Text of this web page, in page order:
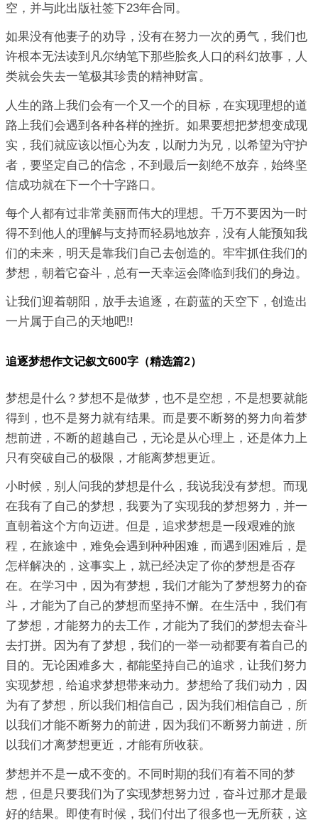
空，并与此出版社签下23年合同。
如果没有他妻子的劝导，没有在努力一次的勇气，我们也
许根本无法读到凡尔纳笔下那些脍炙人口的科幻故事，人
类就会失去一笔极其珍贵的精神财富。
人生的路上我们会有一个又一个的目标，在实现理想的道
路上我们会遇到各种各样的挫折。如果要想把梦想变成现
实，我们就应该以恒心为友，以耐力为兄，以希望为守护
者，要坚定自己的信念，不到最后一刻绝不放弃，始终坚
信成功就在下一个十字路口。
每个人都有过非常美丽而伟大的理想。千万不要因为一时
得不到他人的理解与支持而轻易地放弃，没有人能预知我
们的未来，明天是靠我们自己去创造的。牢牢抓住我们的
梦想，朝着它奋斗，总有一天幸运会降临到我们的身边。
让我们迎着朝阳，放手去追逐，在蔚蓝的天空下，创造出
一片属于自己的天地吧!!
追逐梦想作文记叙文600字（精选篇2）
梦想是什么？梦想不是做梦，也不是空想，不是想要就能
得到，也不是努力就有结果。而是要不断努的努力向着梦
想前进，不断的超越自己，无论是从心理上，还是体力上
只有突破自己的极限，才能离梦想更近。
小时候，别人问我的梦想是什么，我说我没有梦想。而现
在我有了自己的梦想，我要为了实现我的梦想努力，并一
直朝着这个方向迈进。但是，追求梦想是一段艰难的旅
程，在旅途中，难免会遇到种种困难，而遇到困难后，是
怎样解决的，这事实上，就已经决定了你的梦想是否存
在。在学习中，因为有梦想，我们才能为了梦想努力的奋
斗，才能为了自己的梦想而坚持不懈。在生活中，我们有
了梦想，才能努力的去工作，才能为了我们的梦想去奋斗
去打拼。因为有了梦想，我们的一举一动都要有着自己的
目的。无论困难多大，都能坚持自己的追求，让我们努力
实现梦想，给追求梦想带来动力。梦想给了我们动力，因
为有了梦想，所以我们相信自己，因为我们相信自己，所
以我们才能不断努力的前进，因为我们不断努力前进，所
以我们才离梦想更近，才能有所收获。
梦想并不是一成不变的。不同时期的我们有着不同的梦
想，但是只要我们为了实现梦想努力过，奋斗过那才是最
好的结果。即使有时候，我们付出了很多也一无所获，这